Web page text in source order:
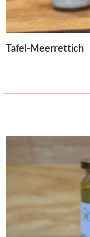
Tafel-Meerrettich